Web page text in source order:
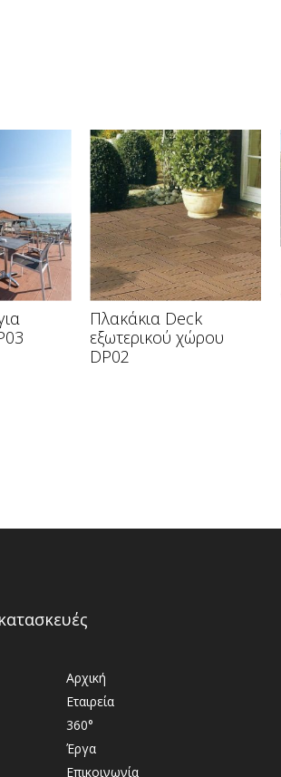
Πλακάκια Deck
εξωτερικού χώρου
DP02
Αρχική
Εταιρεία
360°
Έργα
Επικοινωνία